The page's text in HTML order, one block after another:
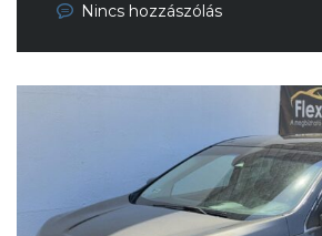
Nincs hozzászólás